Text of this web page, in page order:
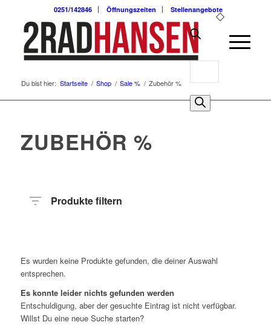
0251/142846 Öffnungszeiten Stellenangebote
0
Du bist hier: Startseite / Shop / Sale % / Zubehör %
ZUBEHÖR %
Produkte filtern
Es wurden keine Produkte gefunden, die deiner Auswahl
entsprechen.
Es konnte leider nichts gefunden werden
Entschuldigung, aber der gesuchte Eintrag ist nicht verfügbar.
Willst Du eine neue Suche starten?